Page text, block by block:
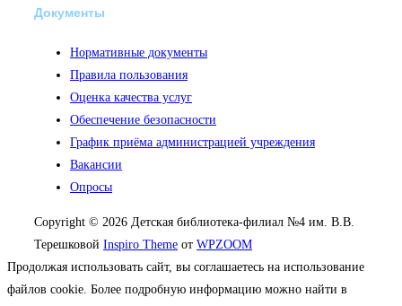
Документы
Нормативные документы
Правила пользования
Оценка качества услуг
Обеспечение безопасности
График приёма администрацией учреждения
Вакансии
Опросы
Copyright © 2026 Детская библиотека-филиал №4 им. В.В.
Терешковой Inspiro Theme от WPZOOM
Продолжая использовать сайт, вы соглашаетесь на использование
файлов cookie. Более подробную информацию можно найти в